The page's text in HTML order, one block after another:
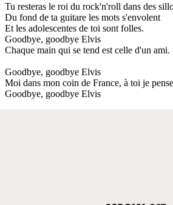
Tu resteras le roi du rock'n'roll dans des
Du fond de ta guitare les mots s'envolent
Et les adolescentes de toi sont folles.
Goodbye, goodbye Elvis
Chaque main qui se tend est celle d'un ami.
Goodbye, goodbye Elvis
Moi dans mon coin de France, à toi je
Goodbye, goodbye Elvis